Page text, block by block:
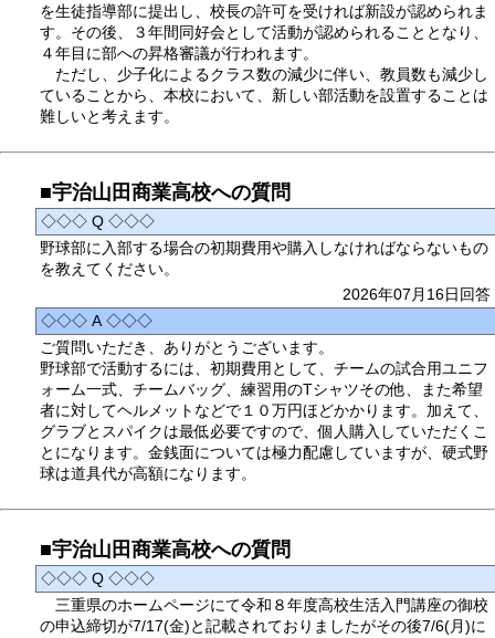
を生徒指導部に提出し、校長の許可を受ければ新設が認められま
す。その後、３年間同好会として活動が認められることとなり、
４年目に部への昇格審議が行われます。
ただし、少子化によるクラス数の減少に伴い、教員数も減少し
ていることから、本校において、新しい部活動を設置することは
難しいと考えます。
■宇治山田商業高校への質問
◇◇◇ Q ◇◇◇
野球部に入部する場合の初期費用や購入しなければならないもの
を教えてください。
2026年07月16日回答
◇◇◇ A ◇◇◇
ご質問いただき、ありがとうございます。
野球部で活動するには、初期費用として、チームの試合用ユニフ
ォーム一式、チームバッグ、練習用のTシャツその他、また希望
者に対してヘルメットなどで１０万円ほどかかります。加えて、
グラブとスパイクは最低必要ですので、個人購入していただくこ
とになります。金銭面については極力配慮していますが、硬式野
球は道具代が高額になります。
■宇治山田商業高校への質問
◇◇◇ Q ◇◇◇
三重県のホームページにて令和８年度高校生活入門講座の御校
の申込締切が7/17(金)と記載されておりましたがその後7/6(月)に